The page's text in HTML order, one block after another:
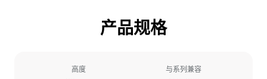
产品规格
高度 与系列兼容